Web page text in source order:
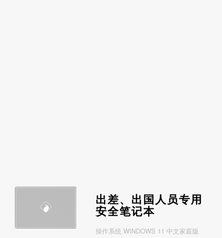
出差、出国人员专用
安全笔记本
操作系统 WINDOWS 11 中文家庭版